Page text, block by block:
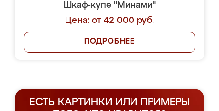
Шкаф-купе "Минами"
Цена: от 42 000 руб.
ПОДРОБНЕЕ
ЕСТЬ КАРТИНКИ ИЛИ ПРИМЕРЫ